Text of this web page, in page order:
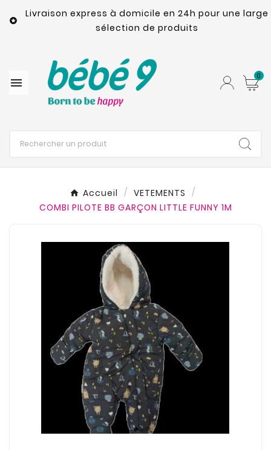

Livraison express à domicile en 24h pour une large
sélection de produits
 0
Accueil
VETEMENTS
COMBI PILOTE BB GARÇON LITTLE FUNNY 1M